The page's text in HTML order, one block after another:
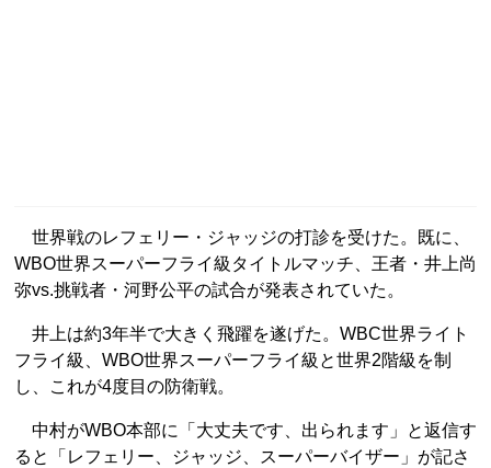
世界戦のレフェリー・ジャッジの打診を受けた。既に、
WBO世界スーパーフライ級タイトルマッチ、王者・井上尚
弥vs.挑戦者・河野公平の試合が発表されていた。
井上は約3年半で大きく飛躍を遂げた。WBC世界ライト
フライ級、WBO世界スーパーフライ級と世界2階級を制
し、これが4度目の防衛戦。
中村がWBO本部に「大丈夫です、出られます」と返信す
ると「レフェリー、ジャッジ、スーパーバイザー」が記さ